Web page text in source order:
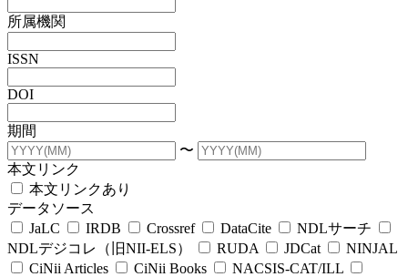
所属機関
ISSN
DOI
期間
〜
本文リンク
本文リンクあり
データソース
JaLC
IRDB Crossref DataCite
NDLサーチ
NDLデジコレ（旧NII-ELS）
RUDA JDCat
NINJAL
CiNii Articles
CiNii Books
NACSIS-CAT/ILL